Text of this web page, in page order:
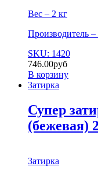
Вес – 2 кг
Производитель –
SKU: 1420
746.00руб
В корзину
Затирка
Супер
(бежевая)
Затирка